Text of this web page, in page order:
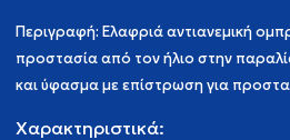
Περιγραφή: Ελαφριά αντιανεμική
προστασία από τον ήλιο στην
και ύφασμα με επίστρωση